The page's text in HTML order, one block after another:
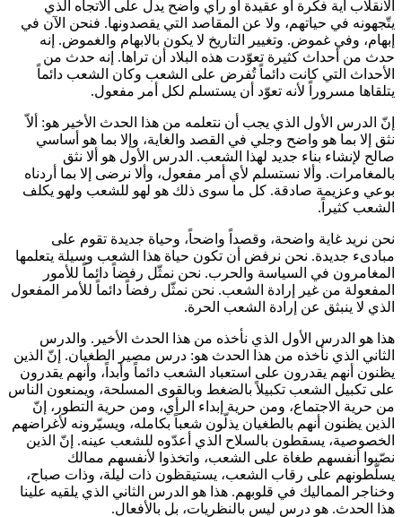
الانقلاب أية فكرة أو عقيدة أو رأي واضح يدل على الاتجاه الذي
يتّجهونه في حياتهم، ولا عن المقاصد التي يقصدونها. فنحن الآن في
إبهام، وفي غموض. وتغيير التاريخ لا يكون بالابهام والغموض. إنه
حدث من أحداث كثيرة تعوّدت هذه البلاد أن تراها. إنه حدث من
الأحداث التي كانت دائماً تُفرض على الشعب وكان الشعب دائماً
يتلقاها مسروراً لأنه تعوّد أن يستسلم لكل أمر مفعول.
إنّ الدرس الأول الذي يجب أن نتعلمه من هذا الحدث الأخير هو: ألاّ
نثق إلا بما هو واضح وجلي في القصد والغاية، وإلا بما هو أساسي
صالح لإنشاء بناء جديد لهذا الشعب. الدرس الأول هو ألا نثق
بالمغامرات. وألا نستسلم لأي أمر مفعول، وألا نرضى إلا بما أردناه
بوعي وعزيمة صادقة. كل ما سوى ذلك هو لهو للشعب ولهو يكلف
الشعب كثيراً.
نحن نريد غاية واضحة، وقصداً واضحاً، وحياة جديدة تقوم على
مبادىء جديدة. نحن نرفض أن تكون حياة هذا الشعب وسيلة يتعلمها
المغامرون في السياسة والحرب. نحن نمثّل رفضاً دائماً للأمور
المفعولة من غير إرادة الشعب. نحن نمثّل رفضاً دائماً للأمر المفعول
الذي لا ينبثق عن إرادة الشعب الحرة.
هذا هو الدرس الأول الذي نأخذه من هذا الحدث الأخير. والدرس
الثاني الذي نأخذه من هذا الحدث هو: درس مصير الطغيان. إنّ الذين
يظنون أنهم يقدرون على استعباد الشعب دائماً وأبداً، وأنهم يقدرون
على تكبيل الشعب تكبيلاً بالضغط وبالقوى المسلحة، ويمنعون الناس
من حرية الاجتماع، ومن حرية إبداء الرأي، ومن حرية التطور، إنّ
الذين يظنون أنهم بالطغيان يذلّون شعباً بكامله، ويسيّرونه لأغراضهم
الخصوصية، يسقطون بالسلاح الذي أعدّوه للشعب عينه. إنّ الذين
نصّبوا أنفسهم طغاة على الشعب، واتخذوا لأنفسهم ممالك
يسلّطونهم على رقاب الشعب، يستيقظون ذات ليلة، وذات صباح،
وخناجر المماليك في قلوبهم. هذا هو الدرس الثاني الذي يلقيه علينا
هذا الحدث. هو درس ليس بالنظريات، بل بالأفعال.